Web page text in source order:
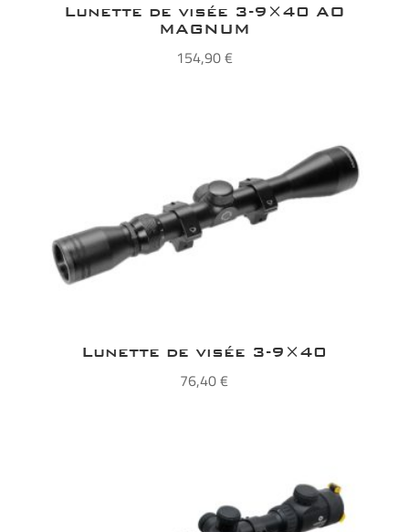
Lunette de visée 3-9×40 AO
MAGNUM
154,90€
Lunette de visée 3-9×40
76,40€